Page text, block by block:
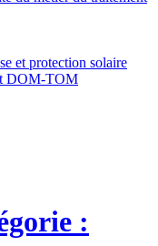
et protection solaire
DOM-TOM
: